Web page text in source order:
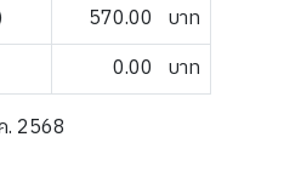
570.00 บาท
0.00 บาท
. 2568